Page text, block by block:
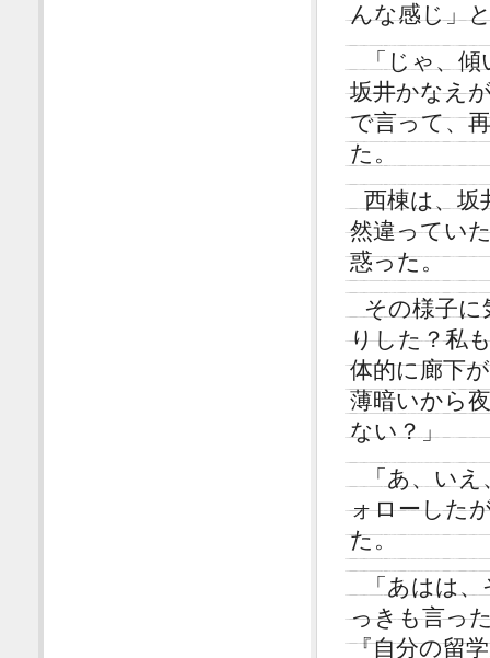
んな感じ」
「じゃ、
坂井かなえ
で言って、
た。
西棟は、坂
然違ってい
惑った。
その様子
りした？私
体的に廊下
薄暗いから
ない？」
「あ、い
ォローした
た。
「あはは
っきも言っ
『自分の留